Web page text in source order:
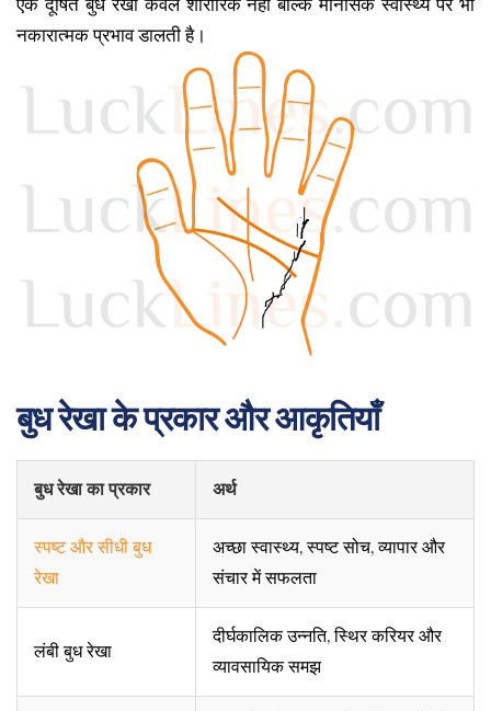
एक दूषित बुध रेखा केवल शारीरिक नहीं बल्कि मानसिक स्वास्थ्य पर भी
नकारात्मक प्रभाव डालती है।
बुध रेखा के प्रकार और आकृतियाँ
बुध रेखा का प्रकार अर्थ
स्पष्ट और सीधी बुध
रेखा
अच्छा स्वास्थ्य, स्पष्ट सोच, व्यापार और
संचार में सफलता
लंबी बुध रेखा
दीर्घकालिक उन्नति, स्थिर करियर और
व्यावसायिक समझ